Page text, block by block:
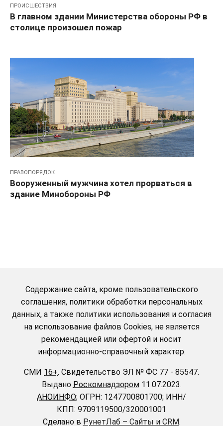
ПРОИСШЕСТВИЯ
В главном здании Министерства обороны РФ в
столице произошел пожар
ПРАВОПОРЯДОК
Вооруженный мужчина хотел прорваться в
здание Минобороны РФ
Содержание сайта, кроме пользовательского
соглашения, политики обработки персональных
данных, а также политики использования и согласия
на использование файлов Cookies, не является
рекомендацией или офертой и носит
информационно-справочный характер.
СМИ 16+. Свидетельство ЭЛ № ФС 77 - 85547.
Выдано Роскомнадзором11.07.2023.
АНОИНФО; ОГРН: 1247700801700; ИНН/
КПП: 9709119500/320001001
Сделано в РунетЛаб – Сайты и CRM.